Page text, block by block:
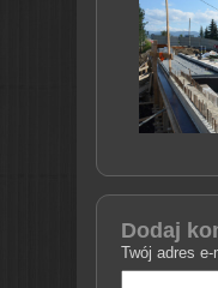
Dodaj
Twój adres